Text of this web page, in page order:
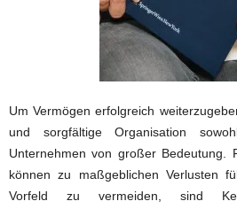
Um Vermögen erfolgreich
und sorgfältige Organisation
Unternehmen von großer Bedeutung.
können zu maßgeblichen Verlusten
Vorfeld zu vermeiden, sind